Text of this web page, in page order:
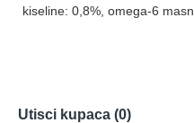
kiseline: 0,8%, omega-6
Utisci kupaca (0)